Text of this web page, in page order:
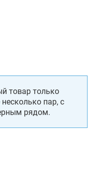
товар только
пар, с
рядом.